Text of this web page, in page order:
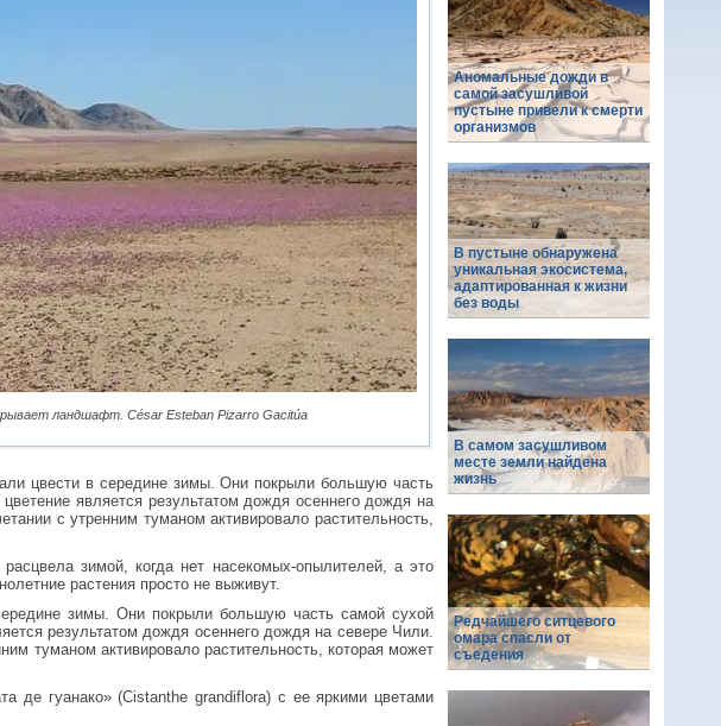
ландшафт. César Esteban Pizarro Gacitúa
цвести в середине зимы. Они покрыли большую часть
является результатом дождя осеннего дождя на
с утренним туманом активировало растительность,
зимой, когда нет насекомых-опылителей, а это
растения просто не выживут.
зимы. Они покрыли большую часть самой сухой
результатом дождя осеннего дождя на севере Чили.
туманом активировало растительность, которая может
де гуанако» (Cistanthe grandiflora) с ее яркими цветами
Аномальные дожди в
самой засушливой
пустыне привели к смерти
организмов
В пустыне обнаружена
уникальная экосистема,
адаптированная к жизни
без воды
В самом засушливом
месте земли найдена
жизнь
Редчайшего ситцевого
омара спасли от
съедения